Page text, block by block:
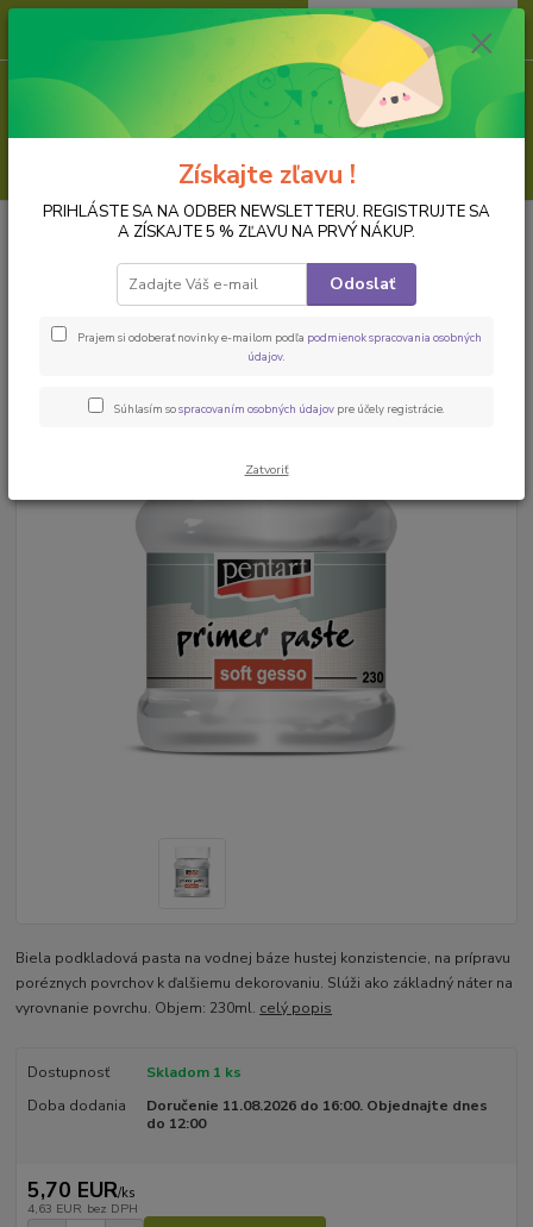
ks
za 0,00 EUR
LAKY, LEPIDLÁ, PASTY, PRÁŠKY, FÓLIE
Pasty, štruktúra, 3D efekt
Primer pasta, GESSO soft, 230 ml
Biela podkladová pasta na vodnej báze hustej konzistencie, na prípravu
poréznych povrchov k ďalšiemu dekorovaniu. Slúži ako základný náter na
vyrovnanie povrchu. Objem: 230ml. celý popis
Dostupnosť
Skladom 1 ks
Doba dodania
Doručenie 11.08.2026 do 16:00. Objednajte dnes
do 12:00
5,70 EUR/ks
4,63 EUR bez DPH
Získajte zľavu !
PRIHLÁSTE SA NA ODBER NEWSLETTERU. REGISTRUJTE SA
A ZÍSKAJTE 5 % ZĽAVU NA PRVÝ NÁKUP.
Odoslať
Prajem si odoberať novinky e-mailom podľa podmienok spracovania osobných
údajov.
Súhlasím sospracovaním osobných údajov pre účely registrácie.
Zatvoriť